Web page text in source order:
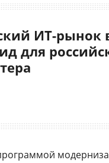
ИТ-рынок
для